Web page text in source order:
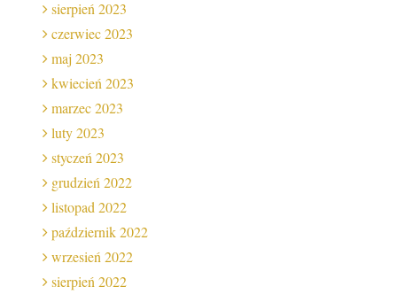
sierpień 2023
czerwiec 2023
maj 2023
kwiecień 2023
marzec 2023
luty 2023
styczeń 2023
grudzień 2022
listopad 2022
październik 2022
wrzesień 2022
sierpień 2022